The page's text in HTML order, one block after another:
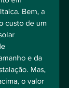
Bem, a
custo de um
e da
Mas,
o valor